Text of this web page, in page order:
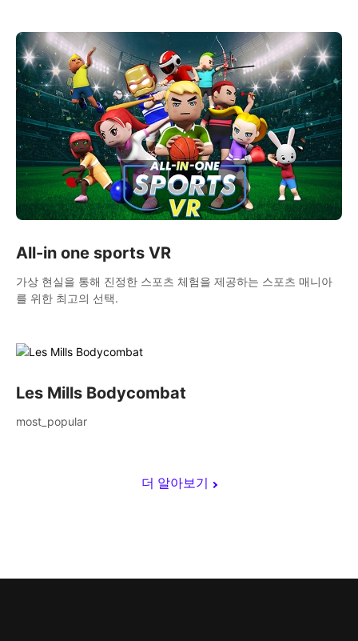
더 알아보기
All-in one sports VR
가상 현실을 통해 진정한 스포츠 체험을 제공하는 스포츠 매니아
를 위한 최고의 선택.
Les Mills Bodycombat
most_popular